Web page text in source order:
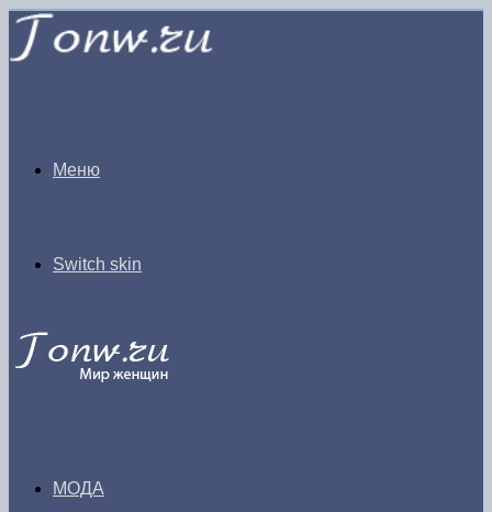
Меню
Switch skin
МОДА